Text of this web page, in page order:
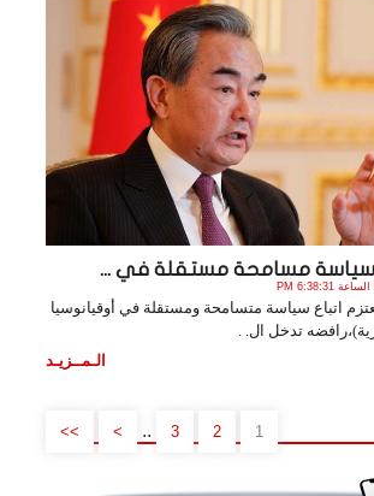
سياسة مسامحة مستقلة في ...
اتباع سياسة متسامحة ومستقلة في أوقيانوسيا
تدخل ال. .
الـمــزيـد
1
2
3
..
>
>>